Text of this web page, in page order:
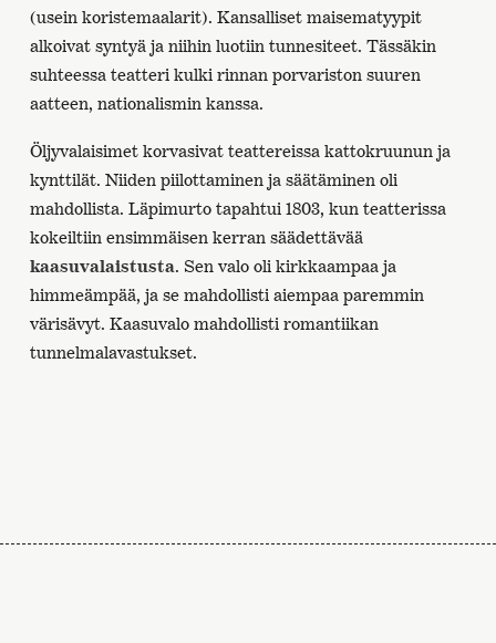
(usein koristemaalarit). Kansalliset maisematyypit
alkoivat syntyä ja niihin luotiin tunnesiteet. Tässäkin
suhteessa teatteri kulki rinnan porvariston suuren
aatteen, nationalismin kanssa.
Öljyvalaisimet korvasivat teattereissa kattokruunun ja
kynttilät. Niiden piilottaminen ja säätäminen oli
mahdollista. Läpimurto tapahtui 1803, kun teatterissa
kokeiltiin ensimmäisen kerran säädettävää
kaasuvalaistusta. Sen valo oli kirkkaampaa ja
himmeämpää, ja se mahdollisti aiempaa paremmin
värisävyt. Kaasuvalo mahdollisti romantiikan
tunnelmalavastukset.